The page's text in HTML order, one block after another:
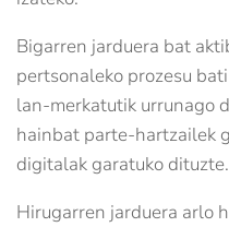
Bigarren jarduera bat
pertsonaleko prozesu
lan-merkatutik urrunago
hainbat parte-hartzailek
digitalak garatuko dituzte.
Hirugarren jarduera arlo